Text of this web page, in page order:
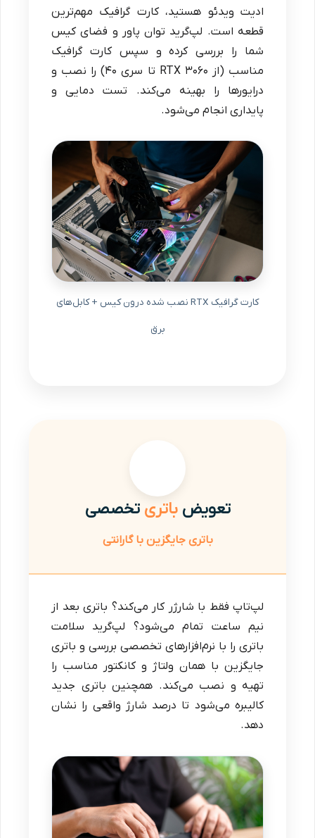
ادیت ویدئو هستید، کارت گرافیک مهم‌ترین
قطعه است. لپ‌گرید توان پاور و فضای کیس
شما را بررسی کرده و سپس کارت گرافیک
مناسب (از RTX 3060 تا سری ۴۰) را نصب و
درایورها را بهینه می‌کند. تست دمایی و
پایداری انجام می‌شود.
کارت گرافیک RTX نصب شده درون کیس + کابل‌های
برق
تعویضباتری تخصصی
باتری جایگزین با گارانتی
لپ‌تاپ فقط با شارژر کار می‌کند؟ باتری بعد از
نیم ساعت تمام می‌شود؟ لپ‌گرید سلامت
باتری را با نرم‌افزارهای تخصصی بررسی و باتری
جایگزین با همان ولتاژ و کانکتور مناسب را
تهیه و نصب می‌کند. همچنین باتری جدید
کالیبره می‌شود تا درصد شارژ واقعی را نشان
دهد.